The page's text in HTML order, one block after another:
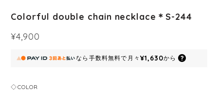
Colorful double chain necklace＊S-244
¥4,900
なら 手数料無料で 月々 ¥1,630から
◇COLOR